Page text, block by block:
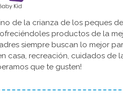
de la crianza de los peques
productos de la
siempre buscan lo mejor
casa, recreación, cuidados de
que te gusten!